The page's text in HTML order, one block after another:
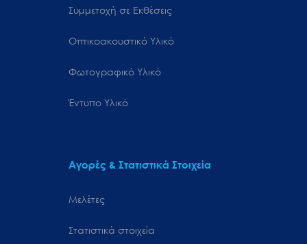
Συμμετοχή σε Εκθέσεις
Οπτικοακουστικό Υλικό
Φωτογραφικό Υλικό
Έντυπο Υλικό
Αγορές & Στατιστικά Στοιχεία
Μελέτες
Στατιστικά στοιχεία